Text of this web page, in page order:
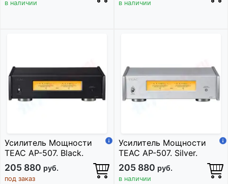
в наличии в наличии
Усилитель Мощности
TEAC AP-507. Black.
205 880 руб.
под заказ
Усилитель Мощности
TEAC AP-507. Silver.
205 880 руб.
в наличии